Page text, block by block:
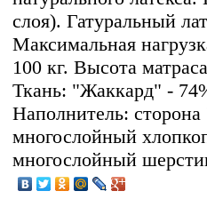
слоя). Гатуральный
Максимальная
100 кг. Высота
Ткань: "Жаккард" -
Наполнитель:
многослойный
многослойный